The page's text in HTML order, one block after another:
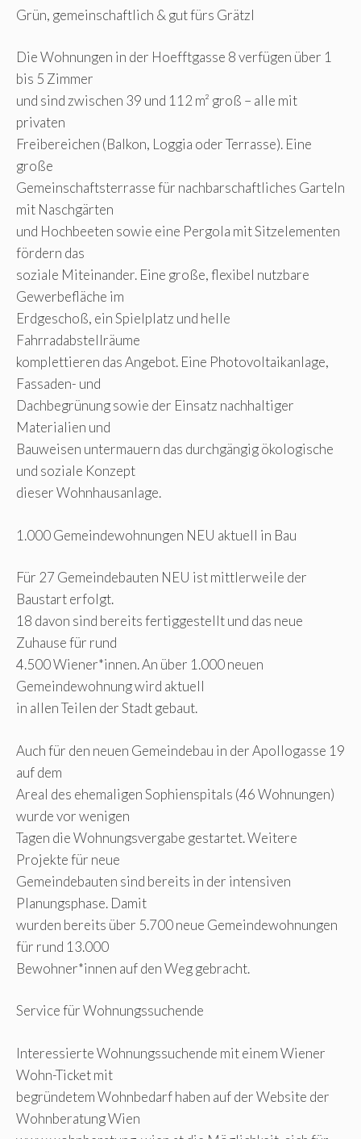
Grün, gemeinschaftlich & gut fürs Grätzl
Die Wohnungen in der Hoefftgasse 8 verfügen über 1
bis 5 Zimmer
und sind zwischen 39 und 112 m² groß – alle mit
privaten
Freibereichen (Balkon, Loggia oder Terrasse). Eine
große
Gemeinschaftsterrasse für nachbarschaftliches Garteln
mit Naschgärten
und Hochbeeten sowie eine Pergola mit Sitzelementen
fördern das
soziale Miteinander. Eine große, flexibel nutzbare
Gewerbefläche im
Erdgeschoß, ein Spielplatz und helle
Fahrradabstellräume
komplettieren das Angebot. Eine Photovoltaikanlage,
Fassaden- und
Dachbegrünung sowie der Einsatz nachhaltiger
Materialien und
Bauweisen untermauern das durchgängig ökologische
und soziale Konzept
dieser Wohnhausanlage.
1.000 Gemeindewohnungen NEU aktuell in Bau
Für 27 Gemeindebauten NEU ist mittlerweile der
Baustart erfolgt.
18 davon sind bereits fertiggestellt und das neue
Zuhause für rund
4.500 Wiener*innen. An über 1.000 neuen
Gemeindewohnung wird aktuell
in allen Teilen der Stadt gebaut.
Auch für den neuen Gemeindebau in der Apollogasse 19
auf dem
Areal des ehemaligen Sophienspitals (46 Wohnungen)
wurde vor wenigen
Tagen die Wohnungsvergabe gestartet. Weitere
Projekte für neue
Gemeindebauten sind bereits in der intensiven
Planungsphase. Damit
wurden bereits über 5.700 neue Gemeindewohnungen
für rund 13.000
Bewohner*innen auf den Weg gebracht.
Service für Wohnungssuchende
Interessierte Wohnungssuchende mit einem Wiener
Wohn-Ticket mit
begründetem Wohnbedarf haben auf der Website der
Wohnberatung Wien